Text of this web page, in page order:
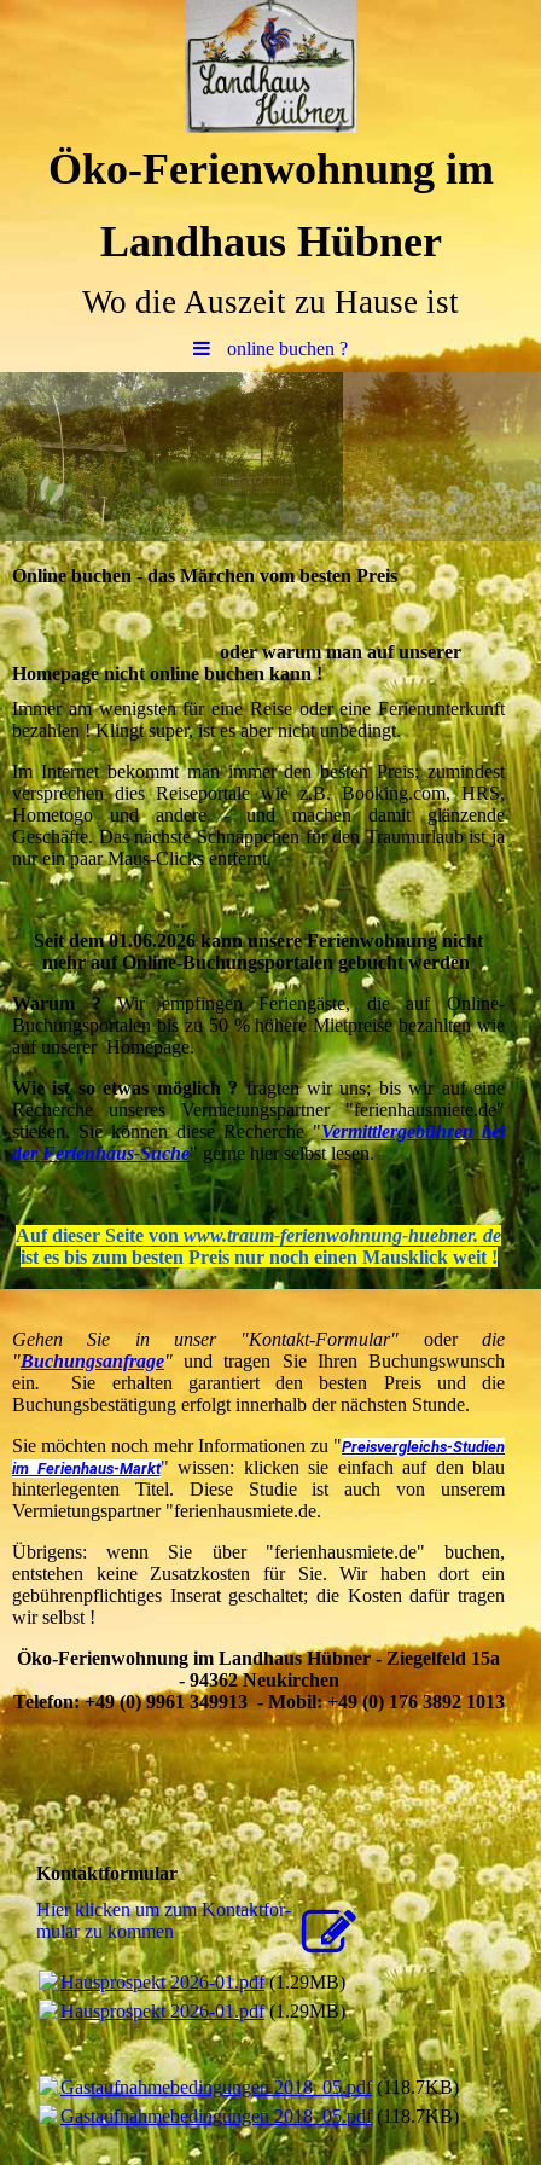
Öko-Ferienwohnung im
Landhaus Hübner
Wo die Auszeit zu Hause ist
online buchen ?
Online buchen - das Märchen vom besten Preis
oder warum man auf unserer
Homepage nicht online buchen kann !
Immer am wenigsten für eine Reise oder eine Ferienunterkunft
bezahlen ! Klingt super, ist es aber nicht unbedingt.
Im Internet bekommt man immer den besten Preis; zumindest
versprechen dies Reiseportale wie z.B. Booking.com, HRS,
Hometogo und andere - und machen damit glänzende
Geschäfte. Das nächste Schnäppchen für den Traumurlaub ist ja
nur ein paar Maus-Clicks entfernt.
Seit dem 01.06.2026 kann unsere Ferienwohnung nicht
mehr auf Online-Buchungsportalen gebucht werden
Warum ? Wir empfingen Feriengäste, die auf Online-
Buchungsportalen bis zu 50 % höhere Mietpreise bezahlten wie
auf unserer Homepage.
Wie ist so etwas möglich ? fragten wir uns; bis wir auf eine
Recherche unseres Vermietungspartner "ferienhausmiete.de"
stießen. Sie können diese Recherche "Vermittlergebühren bei
der Ferienhaus-Suche" gerne hier selbst lesen.
Auf dieser Seite von www.traum-ferienwohnung-huebner. de
ist es bis zum besten Preis nur noch einen Mausklick weit !
Gehen Sie in unser "Kontakt-Formular" oderdie
"Buchungsanfrage"und tragen Sie Ihren Buchungswunsch
ein. Sie erhalten garantiert den besten Preis und die
Buchungsbestätigung erfolgt innerhalb der nächsten Stunde.
Sie möchten noch mehr Informationen zu "Preisvergleichs-Studien
im Ferienhaus-Markt" wissen: klicken sie einfach auf den blau
hinterlegenten Titel. Diese Studie ist auch von unserem
Vermietungspartner "ferienhausmiete.de.
Übrigens: wenn Sie über "ferienhausmiete.de" buchen,
entstehen keine Zusatzkosten für Sie. Wir haben dort ein
gebührenpflichtiges Inserat geschaltet; die Kosten dafür tragen
wir selbst !
Öko-Ferienwohnung im Landhaus Hübner - Ziegelfeld 15a
- 94362 Neukirchen
Telefon: +49 (0) 9961 349913 - Mobil: +49 (0) 176 3892 1013
Kontaktformular
Hier klicken um zum Kon­takt­for­
mu­lar zu kommen
Hausprospekt 2026-01.pdf(1.29MB)
Hausprospekt 2026-01.pdf(1.29MB)
Gastaufnahmebedingungen 2018_05.pdf(118.7KB)
Gastaufnahmebedingungen 2018_05.pdf(118.7KB)